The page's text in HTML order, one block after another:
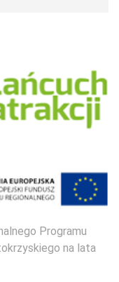
Programu
na lata